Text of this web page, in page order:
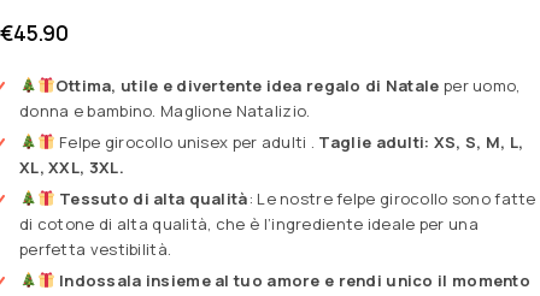
€45.90
Ottima, utile e divertente idea regalo di Natale per uomo,
donna e bambino. Maglione Natalizio.
Felpe girocollo unisex per adulti . Taglie adulti: XS, S, M, L,
XL, XXL, 3XL.
Tessuto di alta qualità: Le nostre felpe girocollo sono fatte
di cotone di alta qualità, che è l’ingrediente ideale per una
perfetta vestibilità.
Indossala insieme al tuo amore e rendi unico il momento